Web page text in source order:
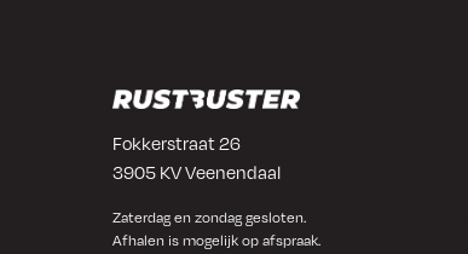
Fokkerstraat 26
3905 KV Veenendaal
Zaterdag en zondag gesloten.
Afhalen is mogelijk op afspraak.